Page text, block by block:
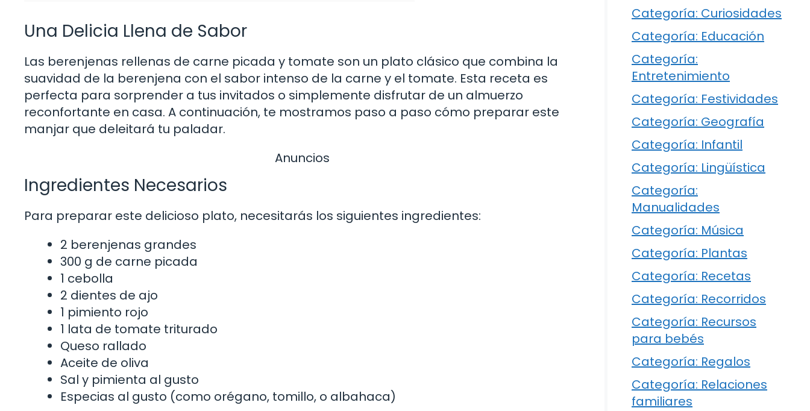
Una Delicia Llena de Sabor
Las berenjenas rellenas de carne picada y tomate son un plato clásico que combina la
suavidad de la berenjena con el sabor intenso de la carne y el tomate. Esta receta es
perfecta para sorprender a tus invitados o simplemente disfrutar de un almuerzo
reconfortante en casa. A continuación, te mostramos paso a paso cómo preparar este
manjar que deleitará tu paladar.
Anuncios
Ingredientes Necesarios
Para preparar este delicioso plato, necesitarás los siguientes ingredientes:
2 berenjenas grandes
300 g de carne picada
1 cebolla
2 dientes de ajo
1 pimiento rojo
1 lata de tomate triturado
Queso rallado
Aceite de oliva
Sal y pimienta al gusto
Especias al gusto (como orégano, tomillo, o albahaca)
Categoría: Curiosidades
Categoría: Educación
Categoría:
Entretenimiento
Categoría: Festividades
Categoría: Geografía
Categoría: Infantil
Categoría: Lingüística
Categoría:
Manualidades
Categoría: Música
Categoría: Plantas
Categoría: Recetas
Categoría: Recorridos
Categoría: Recursos
para bebés
Categoría: Regalos
Categoría: Relaciones
familiares